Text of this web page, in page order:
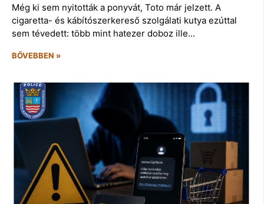
Még ki sem nyitották a ponyvát, Toto már jelzett. A
cigaretta- és kábítószerkereső szolgálati kutya ezúttal
sem tévedett: több mint hatezer doboz ille…
BŐVEBBEN »